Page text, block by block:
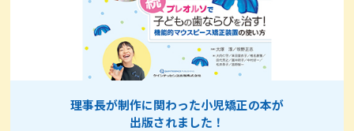
理事長が制作に関わった小児矯正の本が
出版されました！